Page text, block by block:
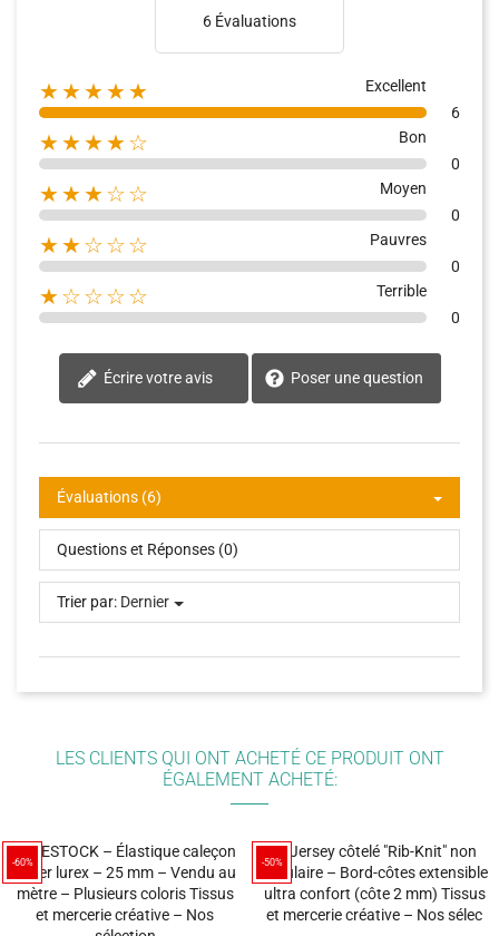
6 Évaluations
★★★★★
Excellent
6
★★★★☆
Bon
0
★★★☆☆
Moyen
0
★★☆☆☆
Pauvres
0
★☆☆☆☆
Terrible
0
Écrire votre avis Poser une question
Évaluations (6)
Questions et Réponses (0)
Trier par: Dernier
LES CLIENTS QUI ONT ACHETÉ CE PRODUIT ONT
ÉGALEMENT ACHETÉ:
-60% -50%